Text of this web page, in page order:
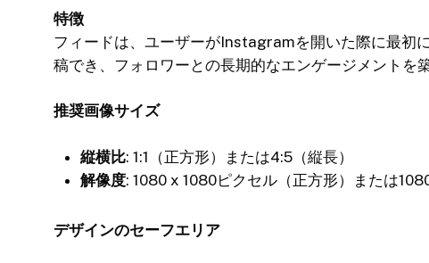
特徴
フィードは、ユーザーがInstagramを開いた際に最初
稿でき、フォロワーとの長期的なエンゲージメントを
推奨画像サイズ
縦横比: 1:1（正方形）または4:5（縦長）
解像度: 1080 x 1080ピクセル（正方形）または
デザインのセーフエリア